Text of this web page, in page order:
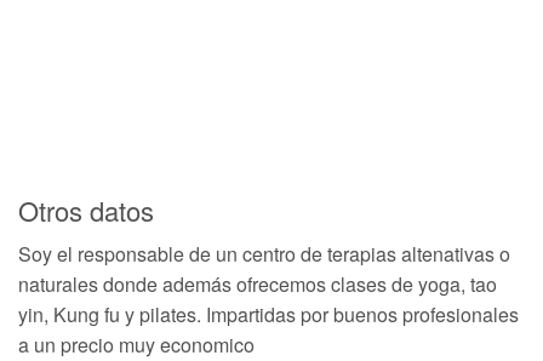
Otros datos
Soy el responsable de un centro de terapias altenativas o
naturales donde además ofrecemos clases de yoga, tao
yin, Kung fu y pilates. Impartidas por buenos profesionales
a un precio muy economico